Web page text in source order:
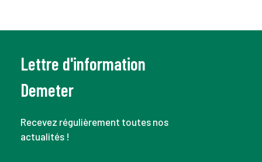
Lettre d'information
Demeter
Recevez régulièrement toutes nos
actualités !